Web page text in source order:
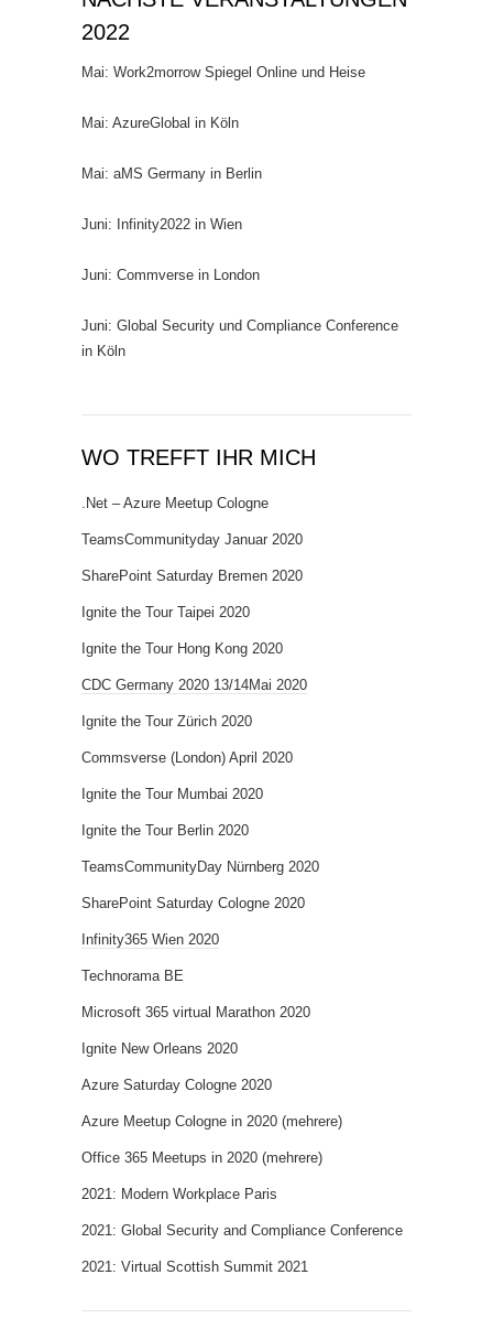
2022
Mai: Work2morrow Spiegel Online und Heise
Mai: AzureGlobal in Köln
Mai: aMS Germany in Berlin
Juni: Infinity2022 in Wien
Juni: Commverse in London
Juni: Global Security und Compliance Conference
in Köln
WO TREFFT IHR MICH
.Net – Azure Meetup Cologne
TeamsCommunityday Januar 2020
SharePoint Saturday Bremen 2020
Ignite the Tour Taipei 2020
Ignite the Tour Hong Kong 2020
CDC Germany 2020 13/14Mai 2020
Ignite the Tour Zürich 2020
Commsverse (London) April 2020
Ignite the Tour Mumbai 2020
Ignite the Tour Berlin 2020
TeamsCommunityDay Nürnberg 2020
SharePoint Saturday Cologne 2020
Infinity365 Wien 2020
Technorama BE
Microsoft 365 virtual Marathon 2020
Ignite New Orleans 2020
Azure Saturday Cologne 2020
Azure Meetup Cologne in 2020 (mehrere)
Office 365 Meetups in 2020 (mehrere)
2021: Modern Workplace Paris
2021: Global Security and Compliance Conference
2021: Virtual Scottish Summit 2021